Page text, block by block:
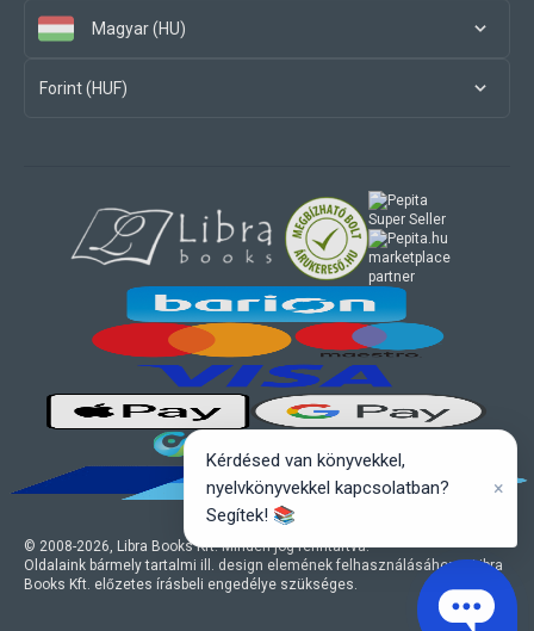
Magyar (HU)
Forint (HUF)
© 2008-2026, Libra Books Kft. Minden jog fenntartva.
Oldalaink bármely tartalmi ill. design elemének felhasználásához a Libra
Books Kft. előzetes írásbeli engedélye szükséges.
marketplace
partner
Kérdésed van könyvekkel,
nyelvkönyvekkel kapcsolatban?
Segítek! 📚
×